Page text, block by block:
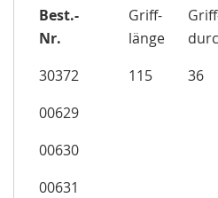
Best.-
Nr.
Griff-
länge
30372 115
36
00629
00630
00631